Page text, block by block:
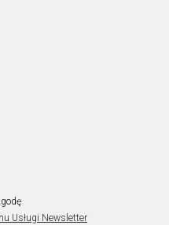
Usługi Newsletter